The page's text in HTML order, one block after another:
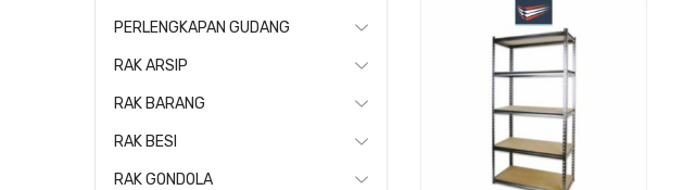
PERLENGKAPAN GUDANG
RAK ARSIP
RAK BARANG
RAK BESI
RAK GONDOLA